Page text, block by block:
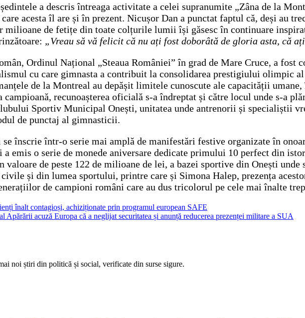
a descris întreaga activitate a celei supranumite „Zâna de la
acesta îl are și în prezent. Nicușor Dan a punctat faptul că, deși au
milioane de fetițe din toate colțurile lumii își găsesc în continuare
„Vreau să vă felicit că nu ați fost doborâtă de gloria asta, că
Ordinul Național „Steaua României” în grad de Mare Cruce, a fost
cu care gimnasta a contribuit la consolidarea prestigiului olimpic
de la Montreal au depășit limitele cunoscute ale capacității
recunoașterea oficială s-a îndreptat și către locul unde s-a
Sportiv Municipal Onești, unitatea unde antrenorii și specialiștii
de punctaj al gimnasticii.
înscrie într-o serie mai amplă de manifestări festive organizate în
a emis o serie de monede aniversare dedicate primului 10 perfect din
valoare de peste 122 de milioane de lei, a bazei sportive din Onești
și din lumea sportului, printre care și Simona Halep, prezența
de campioni români care au dus tricolorul pe cele mai înalte
înalt contagioși, achiziționate prin programul european SAFE
Apărării acuză Europa că a neglijat securitatea și anunță reducerea prezenței militare a SUA
noi știri din politică și social, verificate din surse sigure.